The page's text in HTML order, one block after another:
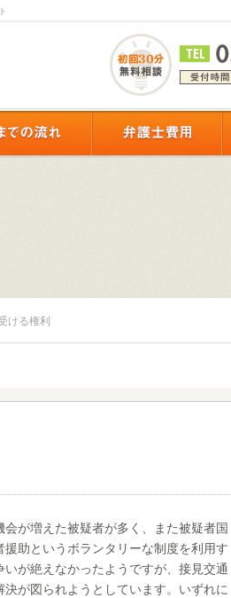
ける権利
が増えた被疑者が多く、また被疑者国
助というボランタリーな制度を利用す
が絶えなかったようですが、接見交通
が図られようとしています。いずれに